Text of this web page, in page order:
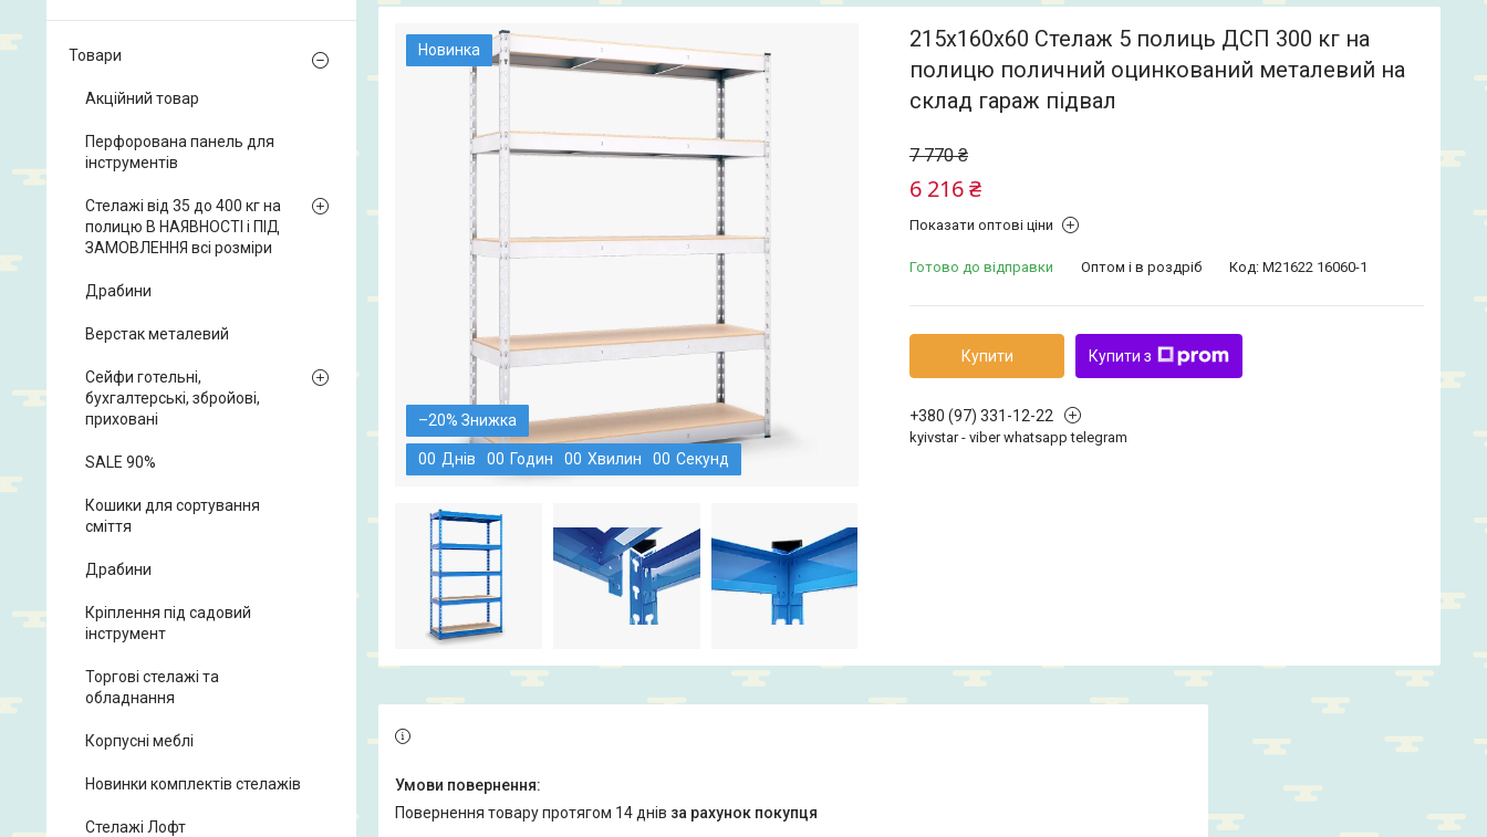
Новинка
–20%
00 Днів 00 Годин 00 Хвилин 00 Секунд
215х160х60 Стелаж 5 полиць ДСП 300 кг на
полицю поличний оцинкований металевий на
склад гараж підвал
7 770 ₴
6 216 ₴
Показати оптові ціни
Готово до відправки Оптом і в роздріб Код: М21622 16060-1
Купити Купити з
+380 (97) 331-12-22
kyivstar - viber whatsapp telegram
повернення товару протягом 14 днів за рахунок покупця
Товари
Акційний товар
Перфорована панель для
інструментів
Стелажі від 35 до 400 кг на
полицю В НАЯВНОСТІ і ПІД
ЗАМОВЛЕННЯ всі розміри
Драбини
Верстак металевий
Сейфи готельні,
бухгалтерські, збройові,
приховані
SALE 90%
Кошики для сортування
сміття
Драбини
Кріплення під садовий
інструмент
Торгові стелажі та
обладнання
Корпусні меблі
Новинки комплектів стелажів
Стелажі Лофт